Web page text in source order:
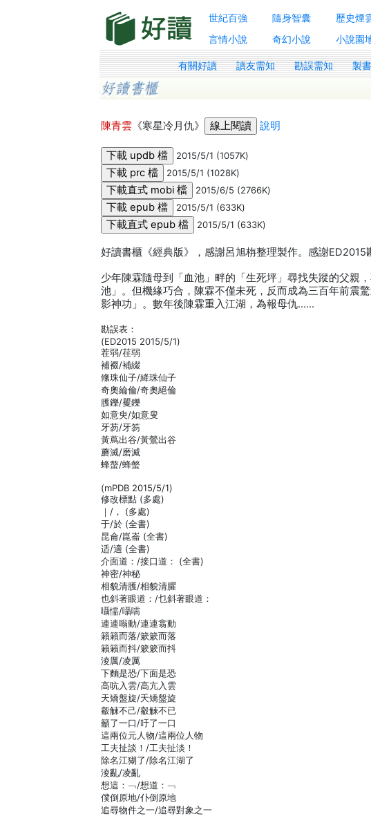
世紀百強 隨身智囊 歷史煙
言情小說
奇幻小說 小說園
有關好讀 讀友需知 勘誤需知 製
陳青雲 《寒星冷月仇》 說明
2015/5/1 (1057K)
2015/5/1 (1028K)
2015/6/5 (2766K)
2015/5/1 (633K)
2015/5/1 (633K)
好讀書櫃《經典版》，感謝呂旭栴整理製作。感謝ED2015
少年陳霖隨母到「血池」畔的「生死坪」尋找失蹤的父親
池」。但機緣巧合，陳霖不僅未死，反而成為三百年前震
影神功」。數年後陳霖重入江湖，為報母仇……
勘誤表：
(ED2015 2015/5/1)
茬弱/荏弱
補裰/補綴
絛珠仙子/絳珠仙子
奇奧綸倫/奇奧絕倫
臒鑠/矍鑠
如意臾/如意叟
牙芴/牙笏
黃蔦出谷/黃鶯出谷
蘑滅/磨滅
蜂螯/蜂螫
(mPDB 2015/5/1)
修改標點 (多處)
｜/， (多處)
于/於 (全書)
昆侖/崑崙 (全書)
适/適 (全書)
介面道：/接口道： (全書)
神密/神秘
相貌清臒/相貌清臞
也斜著眼道：/乜斜著眼道：
囁懦/囁嚅
連連嗡動/連連翕動
籟籟而落/簌簌而落
籟籟而抖/簌簌而抖
淩厲/凌厲
下麵是恐/下面是恐
高吭入雲/高亢入雲
天矯盤旋/夭矯盤旋
觳觫不己/觳觫不已
籲了一口/吁了一口
這兩位元人物/這兩位人物
工夫扯談！/工夫扯淡！
除名江猢了/除名江湖了
淩亂/凌亂
想這：﹁/想道：﹁
僕倒原地/仆倒原地
追尋物件之一/追尋對象之一